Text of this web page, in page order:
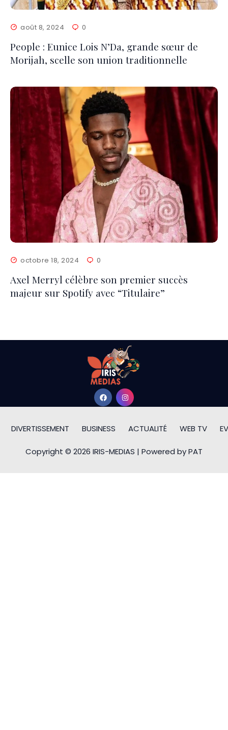
août 8, 2024 0
People : Eunice Lois N’Da, grande sœur de
Morijah, scelle son union traditionnelle
octobre 18, 2024 0
Axel Merryl célèbre son premier succès
majeur sur Spotify avec “Titulaire”
DIVERTISSEMENT BUSINESS ACTUALITÉ WEB TV
Copyright © 2026 IRIS-MEDIAS | Powered by PAT